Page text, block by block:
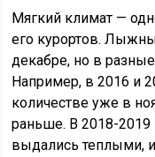
Мягкий климат —
его курортов.
декабре, но в
Например, в 2016 и
количестве уже в
раньше. В 2018-2019
выдались теплыми,